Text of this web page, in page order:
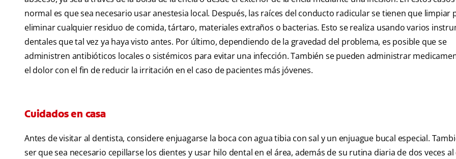
normal es que sea necesario usar anestesia local. Después, las raíces del conducto radicular se tienen que limpiar
eliminar cualquier residuo de comida, tártaro, materiales extraños o bacterias. Esto se realiza usando varios
dentales que tal vez ya haya visto antes. Por último, dependiendo de la gravedad del problema, es posible que se
administren antibióticos locales o sistémicos para evitar una infección. También se pueden administrar
el dolor con el fin de reducir la irritación en el caso de pacientes más jóvenes.
Cuidados en casa
Antes de visitar al dentista, considere enjuagarse la boca con agua tibia con sal y un enjuague bucal especial.
ser que sea necesario cepillarse los dientes y usar hilo dental en el área, además de su rutina diaria de dos veces al